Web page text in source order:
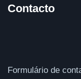
Contacto
Formulário de